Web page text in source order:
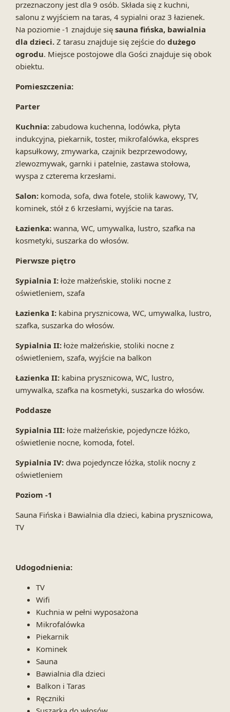
przeznaczony jest dla 9 osób. Składa się z kuchni,
salonu z wyjściem na taras, 4 sypialni oraz 3 łazienek.
Na poziomie -1 znajduje sięsauna fińska, bawialnia
dla dzieci.Z tarasu znajduje się zejście dodużego
ogrodu. Miejsce postojowe dla Gości znajduje się obok
obiektu.
Pomieszczenia:
Parter
Kuchnia: zabudowa kuchenna, lodówka, płyta
indukcyjna, piekarnik, toster, mikrofalówka, ekspres
kapsułkowy, zmywarka, czajnik bezprzewodowy,
zlewozmywak, garnki i patelnie, zastawa stołowa,
wyspa z czterema krzesłami.
Salon: komoda, sofa, dwa fotele, stolik kawowy, TV,
kominek, stół z 6 krzesłami, wyjście na taras.
Łazienka:wanna, WC, umywalka, lustro, szafka na
kosmetyki, suszarka do włosów.
Pierwsze piętro
Sypialnia I: łoże małżeńskie, stoliki nocne z
oświetleniem, szafa
Łazienka I: kabina prysznicowa, WC, umywalka, lustro,
szafka, suszarka do włosów.
Sypialnia II: łoże małżeńskie, stoliki nocne z
oświetleniem, szafa, wyjście na balkon
Łazienka II: kabina prysznicowa, WC, lustro,
umywalka, szafka na kosmetyki, suszarka do włosów.
Poddasze
Sypialnia III: łoże małżeńskie, pojedyncze łóżko,
oświetlenie nocne, komoda, fotel.
Sypialnia IV: dwa pojedyncze łóżka, stolik nocny z
oświetleniem
Poziom -1
Sauna Fińska i Bawialnia dla dzieci, kabina prysznicowa,
TV
Udogodnienia:
TV
Wifi
Kuchnia w pełni wyposażona
Mikrofalówka
Piekarnik
Kominek
Sauna
Bawialnia dla dzieci
Balkon i Taras
Ręczniki